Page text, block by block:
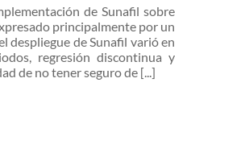
de Sunafil sobre
principalmente por un
despliegue de Sunafil varió en
regresión discontinua y
de no tener seguro de [...]